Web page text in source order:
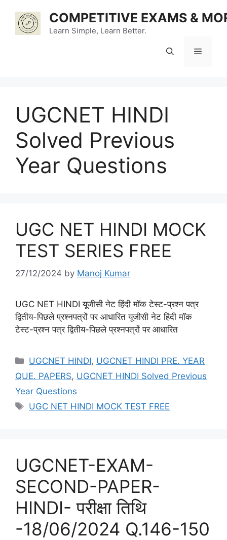
content
COMPETITIVE EXAMS &
Learn Simple, Learn Better.
Menu
UGCNET HINDI
Solved Previous
Year Questions
UGC NET HINDI MOCK
TEST SERIES FREE
27/12/2024 by Manoj Kumar
UGC NET HINDI यूजीसी नेट हिंदी मॉक टेस्ट-प्रश्न पत्र
द्वितीय-पिछले प्रश्नपत्रों पर आधारित यूजीसी नेट हिंदी मॉक
टेस्ट-प्रश्न पत्र द्वितीय-पिछले प्रश्नपत्रों पर आधारित
Categories
UGCNET HINDI, UGCNET HINDI PRE. YEAR
QUE. PAPERS, UGCNET HINDI Solved Previous
Year Questions
Tags
UGC NET HINDI MOCK TEST FREE
UGCNET-EXAM-
SECOND-PAPER-
HINDI- परीक्षा तिथि
-18/06/2024 Q.146-150